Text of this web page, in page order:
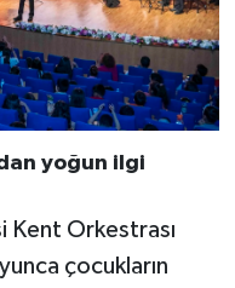
yoğun ilgi
Kent Orkestrası
çocukların